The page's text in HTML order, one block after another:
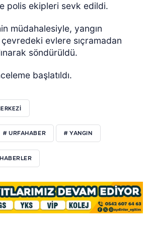
polis ekipleri sevk edildi.
müdahalesiyle, yangın
evlere sıçramadan
söndürüldü.
başlatıldı.
# URFAHABER # YANGIN